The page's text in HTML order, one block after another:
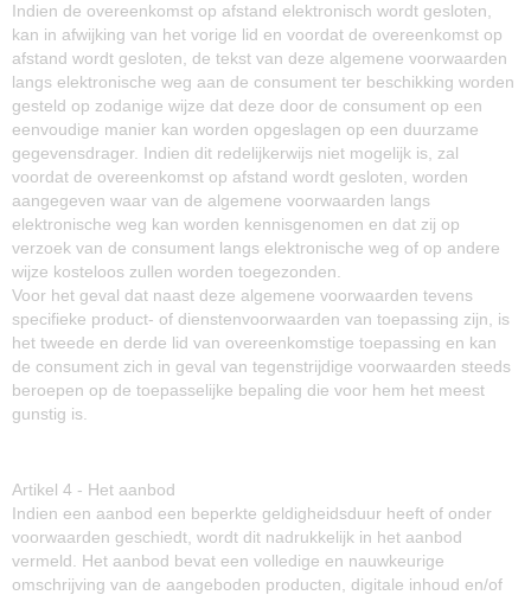
Indien de overeenkomst op afstand elektronisch wordt gesloten,
kan in afwijking van het vorige lid en voordat de overeenkomst op
afstand wordt gesloten, de tekst van deze algemene voorwaarden
langs elektronische weg aan de consument ter beschikking worden
gesteld op zodanige wijze dat deze door de consument op een
eenvoudige manier kan worden opgeslagen op een duurzame
gegevensdrager. Indien dit redelijkerwijs niet mogelijk is, zal
voordat de overeenkomst op afstand wordt gesloten, worden
aangegeven waar van de algemene voorwaarden langs
elektronische weg kan worden kennisgenomen en dat zij op
verzoek van de consument langs elektronische weg of op andere
wijze kosteloos zullen worden toegezonden.
Voor het geval dat naast deze algemene voorwaarden tevens
specifieke product- of dienstenvoorwaarden van toepassing zijn, is
het tweede en derde lid van overeenkomstige toepassing en kan
de consument zich in geval van tegenstrijdige voorwaarden steeds
beroepen op de toepasselijke bepaling die voor hem het meest
gunstig is.
Artikel 4 - Het aanbod
Indien een aanbod een beperkte geldigheidsduur heeft of onder
voorwaarden geschiedt, wordt dit nadrukkelijk in het aanbod
vermeld. Het aanbod bevat een volledige en nauwkeurige
omschrijving van de aangeboden producten, digitale inhoud en/of